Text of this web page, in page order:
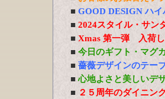
■ GOOD DESIGN ハ
■ 2024スタイル・サン
■ Xmas 第一弾 入荷し
■ 今日のギフト・マグ
■ 薔薇デザインのテー
■ 心地よさと美しいデ
■ ２５周年のダイニン